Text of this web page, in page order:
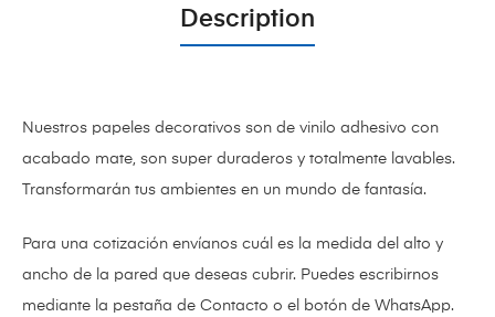
Description
Nuestros papeles decorativos son de vinilo adhesivo con
acabado mate, son super duraderos y totalmente lavables.
Transformarán tus ambientes en un mundo de fantasía.
Para una cotización envíanos cuál es la medida del alto y
ancho de la pared que deseas cubrir. Puedes escribirnos
mediante la pestaña de Contacto o el botón de WhatsApp.